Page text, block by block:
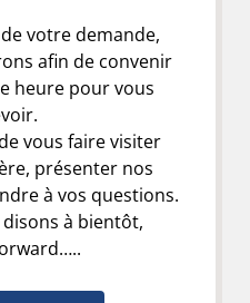
votre demande,
afin de convenir
heure pour vous
vous faire visiter
présenter nos
à vos questions.
à bientôt,